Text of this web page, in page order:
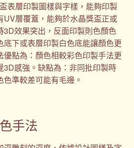
表層印製圖樣與字樣，能夠印製
UV層覆蓋，能夠於水晶獎盃正或
3D效果突出，反面印製則色顏色
底下或表層印製白色底能讓顏色更
優點為：顏色相較彩色印製手法更
3D感強。缺點為：非同批印製時
準較差可能有毛邊。
手法